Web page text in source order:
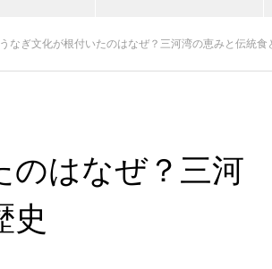
なぎ文化が根付いたのはなぜ？三河湾の恵みと伝統食
のはなぜ？三河
史